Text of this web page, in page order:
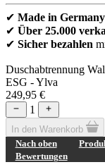
✔ Made in Germany
✔ Über 25.000
✔ Sicher bezahlen
Duschabtrennung
ESG - Ylva
249,95 €
1
In den Warenkorb
Nach oben
Bewertungen